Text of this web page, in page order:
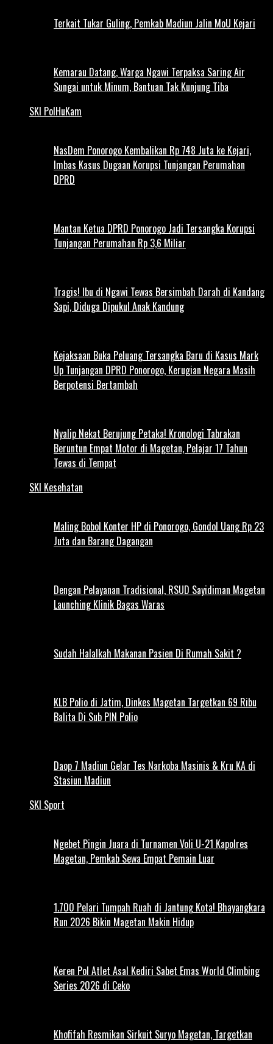
Terkait Tukar Guling, Pemkab Madiun Jalin MoU Kejari
Kemarau Datang, Warga Ngawi Terpaksa Saring Air
Sungai untuk Minum, Bantuan Tak Kunjung Tiba
SKI PolHuKam
NasDem Ponorogo Kembalikan Rp 748 Juta ke Kejari,
Imbas Kasus Dugaan Korupsi Tunjangan Perumahan
DPRD
Mantan Ketua DPRD Ponorogo Jadi Tersangka Korupsi
Tunjangan Perumahan Rp 3,6 Miliar
Tragis! Ibu di Ngawi Tewas Bersimbah Darah di Kandang
Sapi, Diduga Dipukul Anak Kandung
Kejaksaan Buka Peluang Tersangka Baru di Kasus Mark
Up Tunjangan DPRD Ponorogo, Kerugian Negara Masih
Berpotensi Bertambah
Nyalip Nekat Berujung Petaka! Kronologi Tabrakan
Beruntun Empat Motor di Magetan, Pelajar 17 Tahun
Tewas di Tempat
SKI Kesehatan
Maling Bobol Konter HP di Ponorogo, Gondol Uang Rp 23
Juta dan Barang Dagangan
Dengan Pelayanan Tradisional, RSUD Sayidiman Magetan
Launching Klinik Bagas Waras
Sudah Halalkah Makanan Pasien Di Rumah Sakit ?
KLB Polio di Jatim, Dinkes Magetan Targetkan 69 Ribu
Balita Di Sub PIN Polio
Daop 7 Madiun Gelar Tes Narkoba Masinis & Kru KA di
Stasiun Madiun
SKI Sport
Ngebet Pingin Juara di Turnamen Voli U-21 Kapolres
Magetan, Pemkab Sewa Empat Pemain Luar
1.700 Pelari Tumpah Ruah di Jantung Kota! Bhayangkara
Run 2026 Bikin Magetan Makin Hidup
Keren Pol Atlet Asal Kediri Sabet Emas World Climbing
Series 2026 di Ceko
Khofifah Resmikan Sirkuit Suryo Magetan, Targetkan